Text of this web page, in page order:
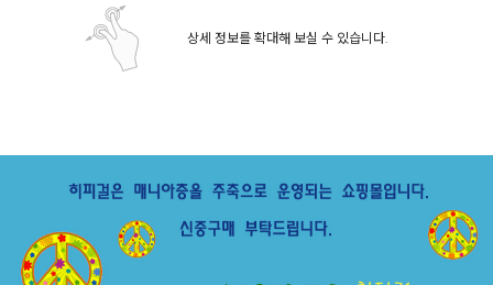
상세 정보를 확대해 보실 수 있습니다.